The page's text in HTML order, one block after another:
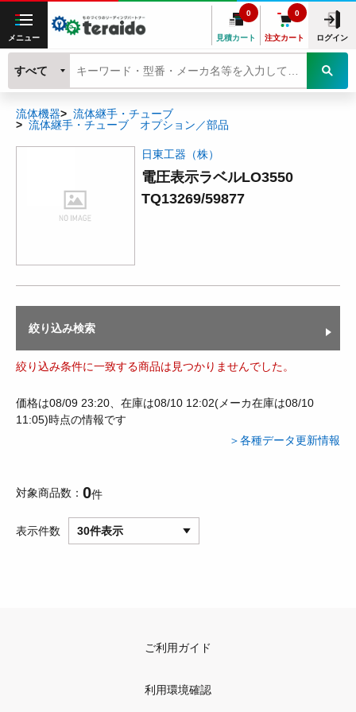
メニュー 見積カート
0
注文カート
0
ログイン
すべて
流体機器
流体継手・チューブ
流体継手・チューブ オプション／部品
日東工器（株）
電圧表示ラベルLO3550
TQ13269/59877
絞り込み検索
絞り込み条件に一致する商品は見つかりませんでした。
価格は08/09 23:20、在庫は08/10 12:02(メーカ在庫は08/10
11:05)時点の情報です
＞各種データ更新情報
対象商品数 0件
表示件数 30件表示
ご利用ガイド
利用環境確認